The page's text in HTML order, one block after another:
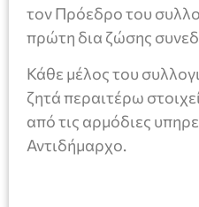
τον Πρόεδρο του
πρώτη δια ζώσης
Κάθε μέλος του
ζητά περαιτέρω
από τις αρμόδιες
Αντιδήμαρχο.